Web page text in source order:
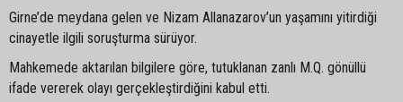
Girne’de meydana gelen ve Nizam Allanazarov’un yaşamını yitirdiği
cinayetle ilgili soruşturma sürüyor.
Mahkemede aktarılan bilgilere göre, tutuklanan zanlı M.Q. gönüllü
ifade vererek olayı gerçekleştirdiğini kabul etti.